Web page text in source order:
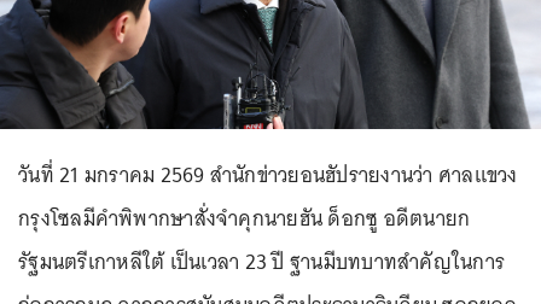
วันที่ 21 มกราคม 2569 สำนักข่าวยอนฮัปรายงานว่า ศาลแขวง
กรุงโซลมีคำพิพากษาสั่งจำคุกนายฮัน ด็อกซู อดีตนายก
รัฐมนตรีเกาหลีใต้ เป็นเวลา 23 ปี ฐานมีบทบาทสำคัญในการ